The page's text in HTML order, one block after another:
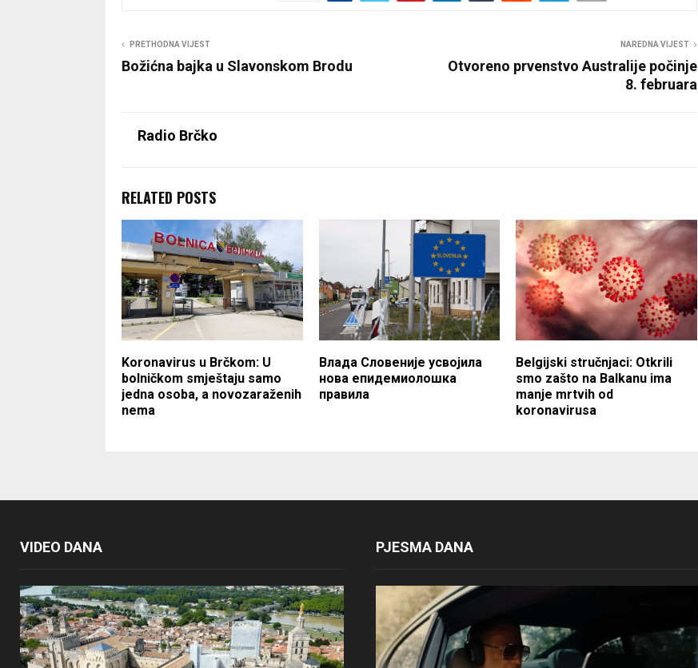
PRETHODNA VIJEST
Božićna bajka u Slavonskom Brodu
NAREDNA VIJEST
Otvoreno prvenstvo Australije počinje
8. februara
Radio Brčko
RELATED POSTS
Koronavirus u Brčkom: U
bolničkom smještaju samo
jedna osoba, a novozaraženih
nema
Влада Словенијe усвојила
нова епидемиолошка
правила
Belgijski stručnjaci: Otkrili
smo zašto na Balkanu ima
manje mrtvih od
koronavirusa
VIDEO DANA PJESMA DANA